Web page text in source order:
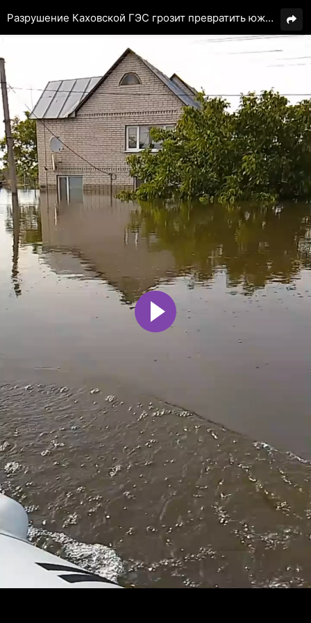
Разрушение Каховской ГЭС грозит превратить южные земли в пустыню